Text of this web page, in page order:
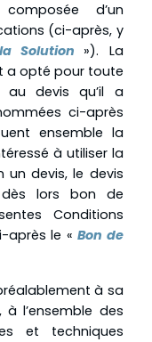
d’un
(ci-après, y
la Solution »). La
a opté pour toute
devis qu’il a
ci-après
ensemble la
à utiliser la
devis, le devis
lors bon de
Conditions
après le «Bon de
à sa
l’ensemble des
et techniques